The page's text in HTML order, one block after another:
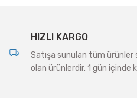
HIZLI KARGO
Satışa sunulan tüm ürünler
olan ürünlerdir. 1 gün içinde